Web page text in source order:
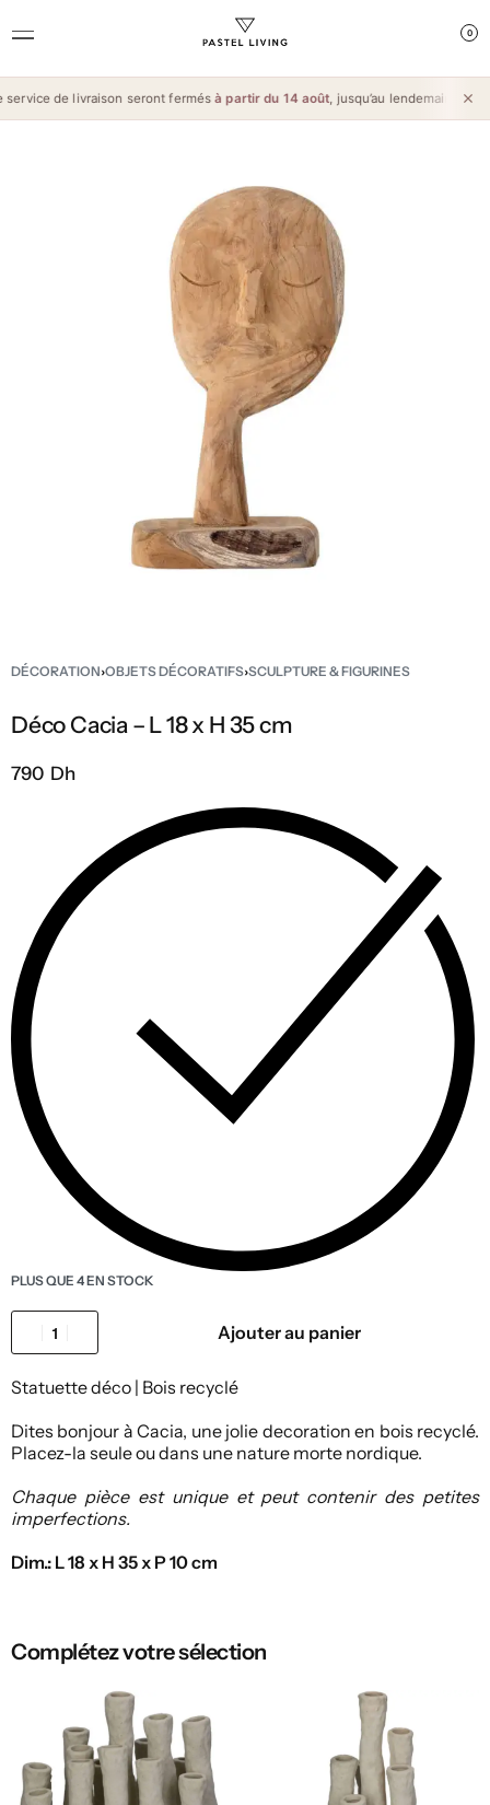
0
de livraison seront fermésà partir du 14 août, jusqu’au lendemain de l’
DÉCORATION›OBJETS DÉCORATIFS›SCULPTURE & FIGURINES
Déco Cacia – L 18 x H 35 cm
790 Dh
PLUS QUE 4 EN STOCK
Ajouter au panier
Statuette déco | Bois recyclé
Dites bonjour à Cacia, une jolie decoration en bois recyclé.
Placez-la seule ou dans une nature morte nordique.
Chaque pièce est unique et peut contenir des petites
imperfections.
Dim.: L 18 x H 35 x P 10 cm
Complétez votre sélection